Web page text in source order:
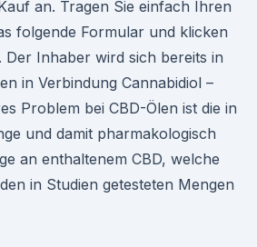
an. Tragen Sie einfach Ihren
folgende Formular und klicken
Der Inhaber wird sich bereits in
in Verbindung Cannabidiol –
Problem bei CBD-Ölen ist die in
und damit pharmakologisch
an enthaltenem CBD, welche
in Studien getesteten Mengen